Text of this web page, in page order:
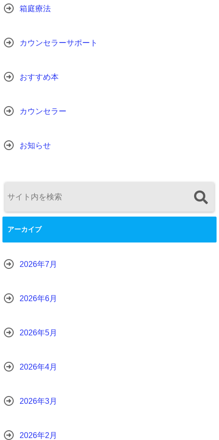
箱庭療法
カウンセラーサポート
おすすめ本
カウンセラー
お知らせ
アーカイブ
2026年7月
2026年6月
2026年5月
2026年4月
2026年3月
2026年2月